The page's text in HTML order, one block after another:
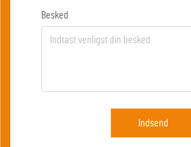
Besked
Indsend